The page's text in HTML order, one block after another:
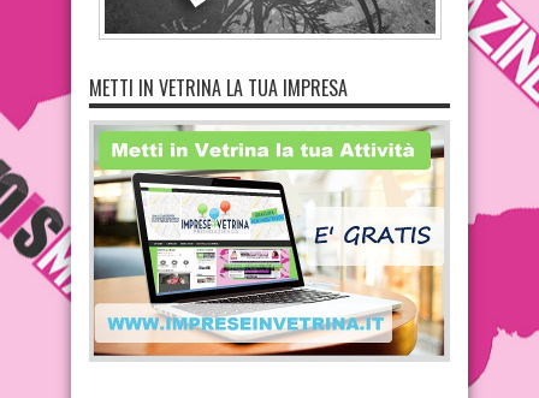
METTI IN VETRINA LA TUA IMPRESA